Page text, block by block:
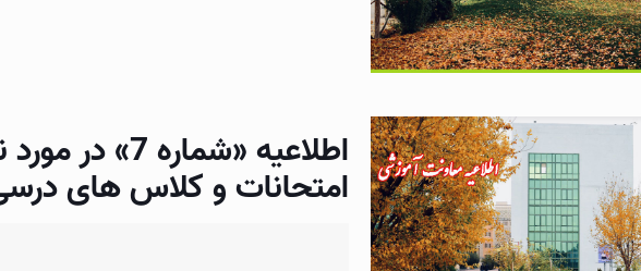
اطلاعیه «شماره
امتحانات و کلاس های